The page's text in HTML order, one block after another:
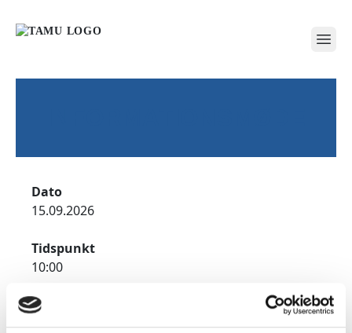
open
Dato
15.09.2026
Tidspunkt
10:00
Adresse
TAMU Jyderup, Sølystvej 2, 4450 Jyderup